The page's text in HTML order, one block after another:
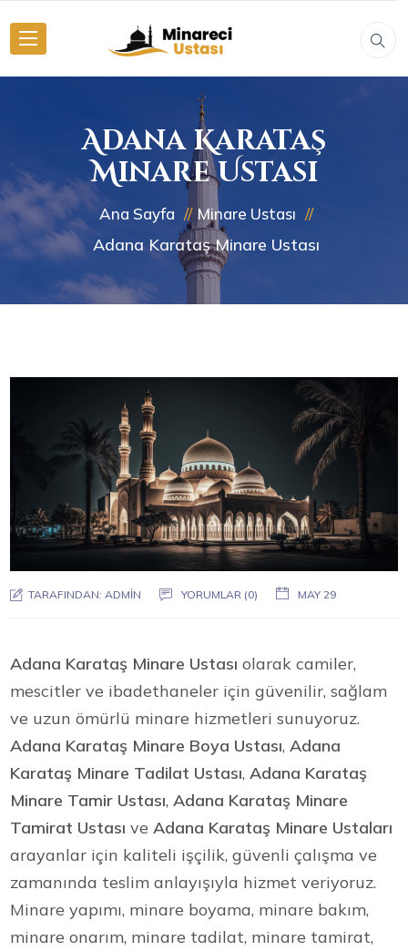
Adana Karataş
Minare Ustası
Ana Sayfa Minare Ustası
Adana Karataş Minare Ustası
TARAFINDAN: ADMIN YORUMLAR (0) MAY 29
Adana Karataş Minare Ustası olarak camiler,
mescitler ve ibadethaneler için güvenilir, sağlam
ve uzun ömürlü minare hizmetleri sunuyoruz.
Adana Karataş Minare Boya Ustası,Adana
Karataş Minare Tadilat Ustası,Adana Karataş
Minare Tamir Ustası,Adana Karataş Minare
Tamirat Ustası veAdana Karataş Minare Ustaları
arayanlar için kaliteli işçilik, güvenli çalışma ve
zamanında teslim anlayışıyla hizmet veriyoruz.
Minare yapımı, minare boyama, minare bakım,
minare onarım, minare tadilat, minare tamirat,